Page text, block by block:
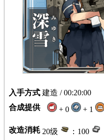
入手方式 建造 / 00:20:00
合成提供
+ 0 + 1
改造消耗 20级 ：100